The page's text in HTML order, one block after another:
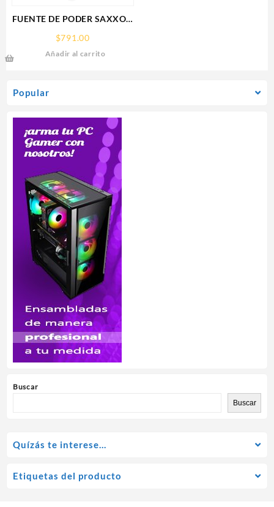
Popular
Buscar
Buscar
FUENTE DE PODER SAXXON
(PSU1210-D9)
REGULADA,12V,10
AMPERES,DISTRIBUIDOR
$791.00
Añadir al carrito
Quízás te interese…
Etiquetas del producto